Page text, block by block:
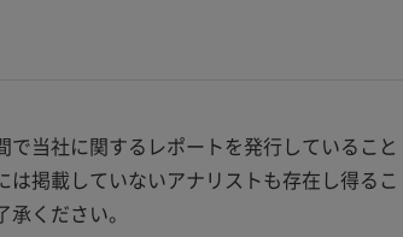
当社に関するレポートを発行していること
掲載していないアナリストも存在し得るこ
ください。